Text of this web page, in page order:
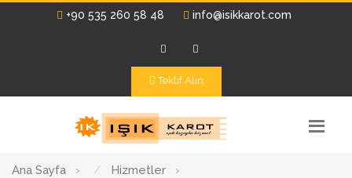
+90 535 260 58 48 info@isikkarot.com
Teklif Alın
Ana Sayfa › Hizmetler
›